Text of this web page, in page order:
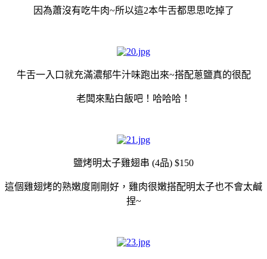
因為蕭沒有吃牛肉~所以這2本牛舌都思思吃掉了
牛舌一入口就充滿濃郁牛汁味跑出來~搭配蔥鹽真的很配
老闆來點白飯吧！哈哈哈！
鹽烤明太子雞翅串 (4品) $150
這個雞翅烤的熟嫩度剛剛好，雞肉很嫩搭配明太子也不會太鹹
捏~